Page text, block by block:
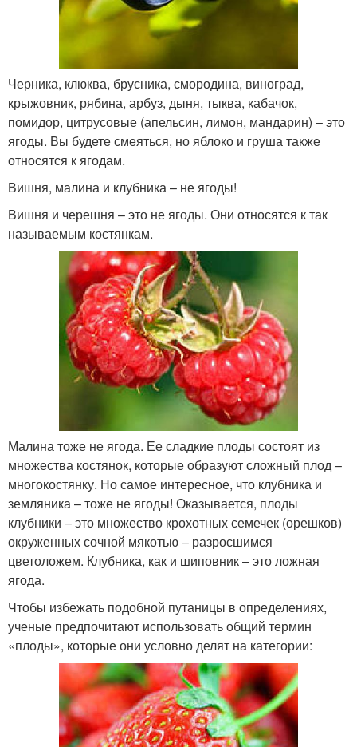
Черника, клюква, брусника, смородина, виноград,
крыжовник, рябина, арбуз, дыня, тыква, кабачок,
помидор, цитрусовые (апельсин, лимон, мандарин) – это
ягоды. Вы будете смеяться, но яблоко и груша также
относятся к ягодам.
Вишня, малина и клубника – не ягоды!
Вишня и черешня – это не ягоды. Они относятся к так
называемым костянкам.
Малина тоже не ягода. Ее сладкие плоды состоят из
множества костянок, которые образуют сложный плод –
многокостянку. Но самое интересное, что клубника и
земляника – тоже не ягоды! Оказывается, плоды
клубники – это множество крохотных семечек (орешков)
окруженных сочной мякотью – разросшимся
цветоложем. Клубника, как и шиповник – это ложная
ягода.
Чтобы избежать подобной путаницы в определениях,
ученые предпочитают использовать общий термин
«плоды», которые они условно делят на категории: